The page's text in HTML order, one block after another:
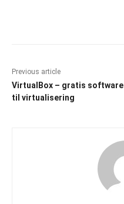
Previous article
VirtualBox – gratis software
til virtualisering